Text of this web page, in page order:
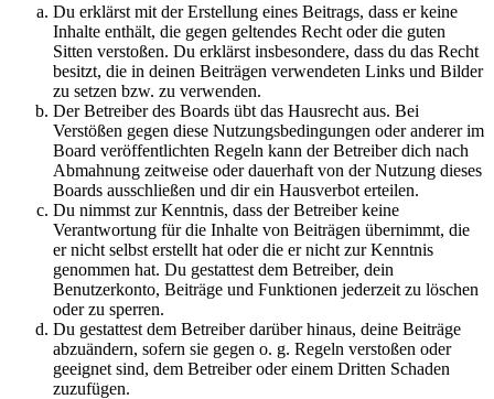
Du erklärst mit der Erstellung eines Beitrags, dass er keine
Inhalte enthält, die gegen geltendes Recht oder die guten
Sitten verstoßen. Du erklärst insbesondere, dass du das Recht
besitzt, die in deinen Beiträgen verwendeten Links und Bilder
zu setzen bzw. zu verwenden.
Der Betreiber des Boards übt das Hausrecht aus. Bei
Verstößen gegen diese Nutzungsbedingungen oder anderer im
Board veröffentlichten Regeln kann der Betreiber dich nach
Abmahnung zeitweise oder dauerhaft von der Nutzung dieses
Boards ausschließen und dir ein Hausverbot erteilen.
Du nimmst zur Kenntnis, dass der Betreiber keine
Verantwortung für die Inhalte von Beiträgen übernimmt, die
er nicht selbst erstellt hat oder die er nicht zur Kenntnis
genommen hat. Du gestattest dem Betreiber, dein
Benutzerkonto, Beiträge und Funktionen jederzeit zu löschen
oder zu sperren.
Du gestattest dem Betreiber darüber hinaus, deine Beiträge
abzuändern, sofern sie gegen o. g. Regeln verstoßen oder
geeignet sind, dem Betreiber oder einem Dritten Schaden
zuzufügen.